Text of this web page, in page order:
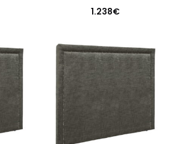
1.238€